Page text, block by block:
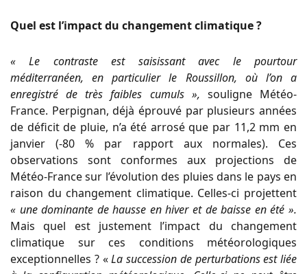
Quel est l’impact du changement climatique ?
« Le contraste est saisissant avec le pourtour
méditerranéen, en particulier le Roussillon, où l’on a
enregistré de très faibles cumuls », souligne Météo-
France. Perpignan, déjà éprouvé par plusieurs années
de déficit de pluie, n’a été arrosé que par 11,2 mm en
janvier (-80 % par rapport aux normales). Ces
observations sont conformes aux projections de
Météo-France sur l’évolution des pluies dans le pays en
raison du changement climatique. Celles-ci projettent
« une dominante de hausse en hiver et de baisse en été ».
Mais quel est justement l’impact du changement
climatique sur ces conditions météorologiques
exceptionnelles ? «La succession de perturbations est liée